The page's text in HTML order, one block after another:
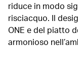
riduce in modo
risciacquo. Il
ONE e del piatto
armonioso